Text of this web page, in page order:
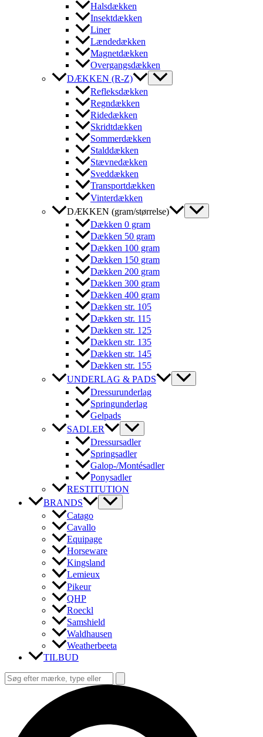
Halsdækken
Insektdækken
Liner
Lændedækken
Magnetdækken
Overgangsdækken
DÆKKEN (R-Z)
Refleksdækken
Regndækken
Ridedækken
Skridtdækken
Sommerdækken
Stalddækken
Stævnedækken
Sveddækken
Transportdækken
Vinterdækken
DÆKKEN (gram/størrelse)
Dækken 0 gram
Dækken 50 gram
Dækken 100 gram
Dækken 150 gram
Dækken 200 gram
Dækken 300 gram
Dækken 400 gram
Dækken str. 105
Dækken str. 115
Dækken str. 125
Dækken str. 135
Dækken str. 145
Dækken str. 155
UNDERLAG & PADS
Dressurunderlag
Springunderlag
Gelpads
SADLER
Dressursadler
Springsadler
Galop-/Montésadler
Ponysadler
RESTITUTION
BRANDS
Catago
Cavallo
Equipage
Horseware
Kingsland
Lemieux
Pikeur
QHP
Roeckl
Samshield
Waldhausen
Weatherbeeta
TILBUD
Søg
efter: